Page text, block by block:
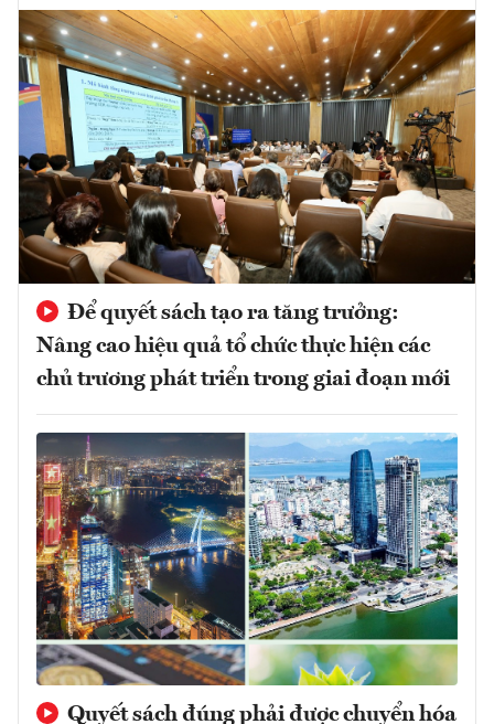
Để quyết sách tạo ra tăng trưởng:
Nâng cao hiệu quả tổ chức thực hiện các
chủ trương phát triển trong giai đoạn mới
Quyết sách đúng phải được chuyển hóa